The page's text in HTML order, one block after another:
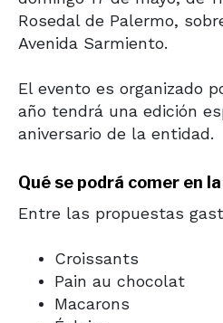
Rosedal de Palermo,
Avenida Sarmiento.
El evento es organizado
año tendrá una edición
aniversario de la entidad.
Qué se podrá comer en
Entre las propuestas
Croissants
Pain au chocolat
Macarons